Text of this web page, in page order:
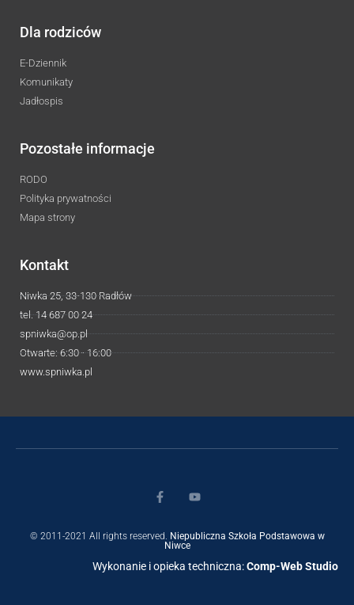
Dla rodziców
E-Dziennik
Komunikaty
Jadłospis
Pozostałe informacje
RODO
Polityka prywatności
Mapa strony
Kontakt
Niwka 25, 33-130 Radłów
tel. 14 687 00 24
spniwka@op.pl
Otwarte: 6:30 - 16:00
www.spniwka.pl
© 2011-2021 All rights reserved. Niepubliczna Szkoła Podstawowa w
Niwce
Wykonanie i opieka techniczna:Comp-Web Studio